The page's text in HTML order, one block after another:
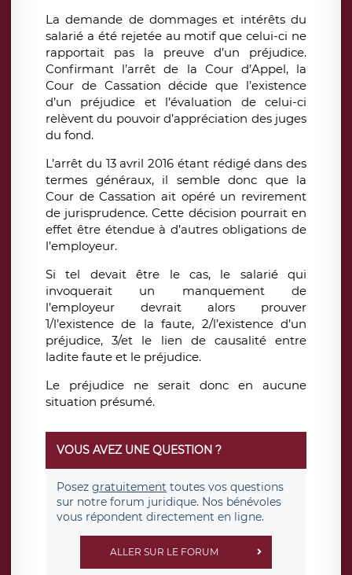
La demande de dommages et intérêts du
salarié a été rejetée au motif que celui-ci ne
rapportait pas la preuve d’un préjudice.
Confirmant l’arrêt de la Cour d’Appel, la
Cour de Cassation décide que l’existence
d’un préjudice et l’évaluation de celui-ci
relèvent du pouvoir d’appréciation des juges
du fond.
L’arrêt du 13 avril 2016 étant rédigé dans des
termes généraux, il semble donc que la
Cour de Cassation ait opéré un revirement
de jurisprudence. Cette décision pourrait en
effet être étendue à d’autres obligations de
l’employeur.
Si tel devait être le cas, le salarié qui
invoquerait un manquement de
l’employeur devrait alors prouver
1/l’existence de la faute, 2/l’existence d’un
préjudice, 3/et le lien de causalité entre
ladite faute et le préjudice.
Le préjudice ne serait donc en aucune
situation présumé.
VOUS AVEZ UNE QUESTION ?
Posez gratuitement toutes vos questions
sur notre forum juridique. Nos bénévoles
vous répondent directement en ligne.
ALLER SUR LE FORUM